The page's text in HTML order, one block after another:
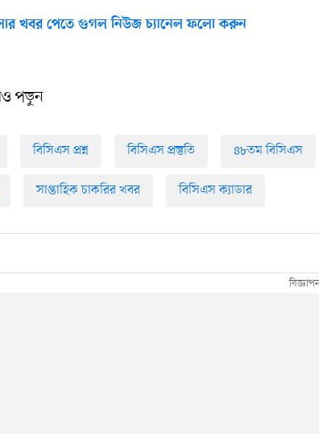
খবর পেতে গুগল নিউজ চ্যানেল ফলো করুন
পড়ুন
বিসিএস প্রশ্ন বিসিএস প্রস্তুতি ৪৮তম বিসিএস
সাপ্তাহিক চাকরির খবর বিসিএস ক্যাডার